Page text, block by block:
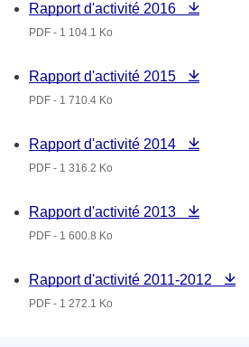
Rapport d'activité 2016
PDF - 1 104.1 Ko
Rapport d'activité 2015
PDF - 1 710.4 Ko
Rapport d'activité 2014
PDF - 1 316.2 Ko
Rapport d'activité 2013
PDF - 1 600.8 Ko
Rapport d'activité 2011-2012
PDF - 1 272.1 Ko